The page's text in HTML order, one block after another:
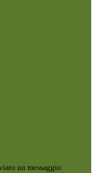
un messaggio